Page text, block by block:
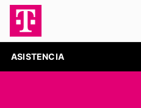
ASISTENCIA